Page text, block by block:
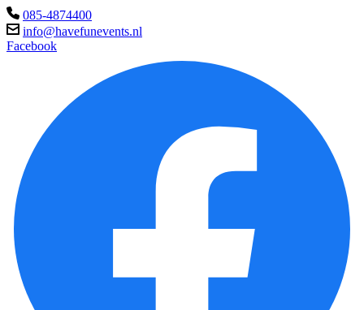
085-4874400
info@havefunevents.nl
Facebook